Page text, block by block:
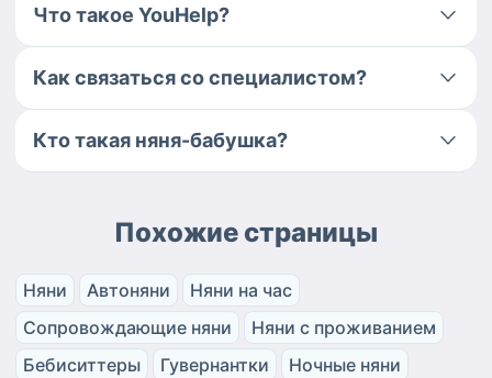
Что такое YouHelp?
Как связаться со специалистом?
Кто такая няня-бабушка?
Похожие страницы
Няни Автоняни
Няни на час
Сопровождающие няни
Няни с проживанием
Бебиситтеры
Гувернантки
Ночные няни